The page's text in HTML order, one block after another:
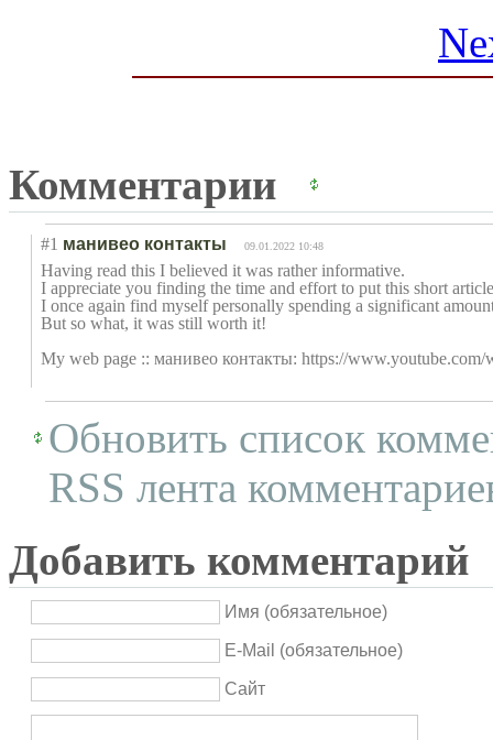
Комментарии
#1 манивео контакты 09.01.2022 10:48
Having read this I believed it was rather informative.
I appreciate you finding the time and effort to put this short
I once again find myself personally spending a significant
But so what, it was still worth it!
My web page :: манивео контакты: https://
Обновить список
RSS лента
Добавить комментарий
Имя (обязательное)
E-Mail (обязательное)
Сайт